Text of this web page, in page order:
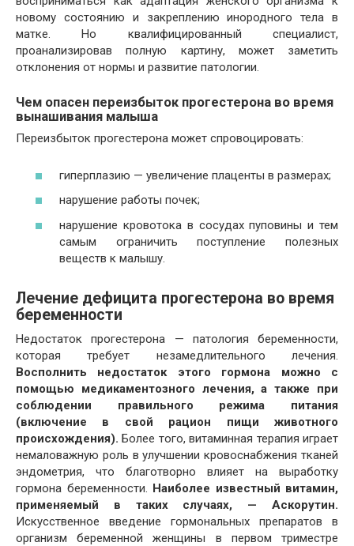
новому состоянию и закреплению инородного тела в
матке. Но квалифицированный специалист,
проанализировав полную картину, может заметить
отклонения от нормы и развитие патологии.
Чем опасен переизбыток прогестерона во время
вынашивания малыша
Переизбыток прогестерона может спровоцировать:
гиперплазию — увеличение плаценты в размерах;
нарушение работы почек;
нарушение кровотока в сосудах пуповины и тем
самым ограничить поступление полезных
веществ к малышу.
Лечение дефицита прогестерона во время
беременности
Недостаток прогестерона — патология беременности,
которая требует незамедлительного лечения.
Восполнить недостаток этого гормона можно с
помощью медикаментозного лечения, а также при
соблюдении правильного режима питания
(включение в свой рацион пищи животного
происхождения). Более того, витаминная терапия играет
немаловажную роль в улучшении кровоснабжения тканей
эндометрия, что благотворно влияет на выработку
гормона беременности. Наиболее известный витамин,
применяемый в таких случаях, — Аскорутин.
Искусственное введение гормональных препаратов в
организм беременной женщины в первом триместре